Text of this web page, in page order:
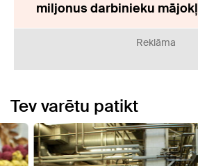
miljonus darbinieku
Reklāma
Tev varētu patikt